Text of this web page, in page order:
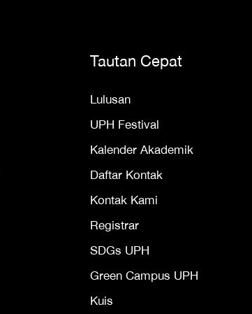
Tautan Cepat
Lulusan
UPH Festival
Kalender Akademik
Daftar Kontak
Kontak Kami
Registrar
SDGs UPH
Green Campus UPH
Kuis